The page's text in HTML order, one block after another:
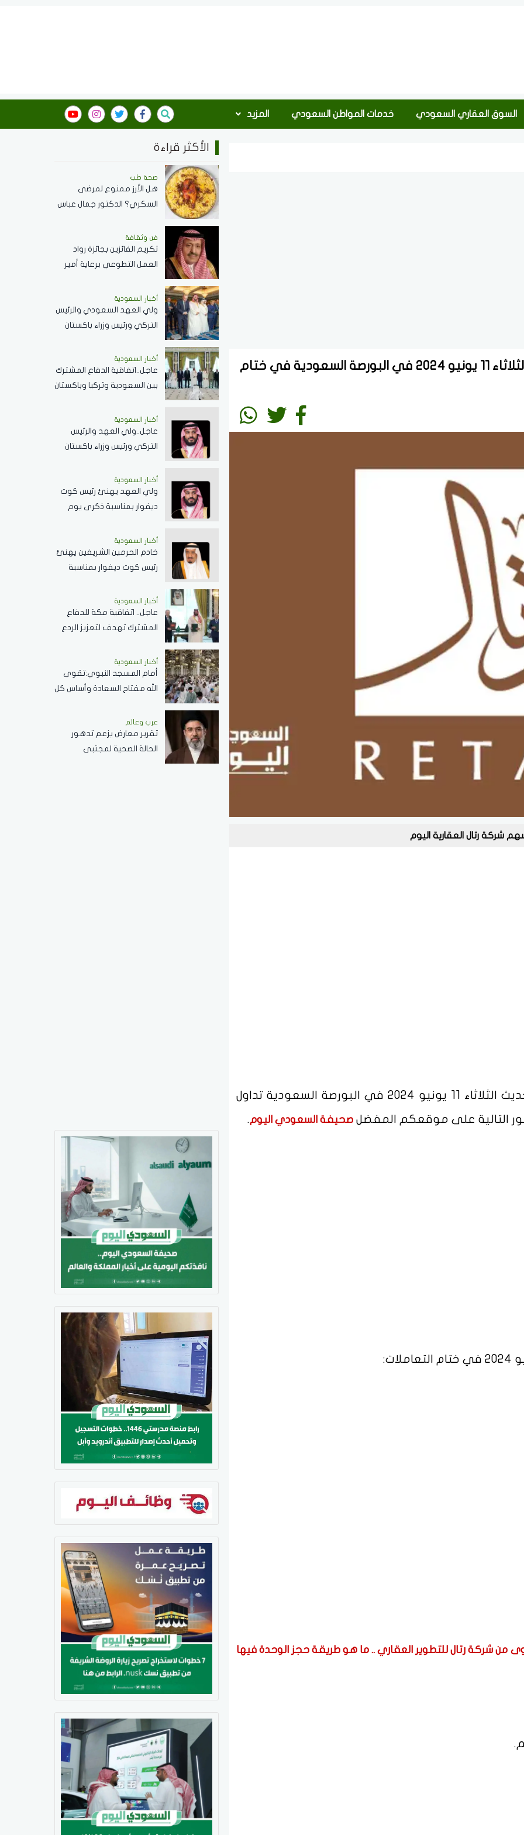
السوق العقاري السعودي خدمات المواطن السعودي المزيد
سعر سهم شركة رتال العقارية اليوم الثلاثاء 11 يونيو 2024 في البورصة السعودية في ختام
شركة رتال العقارية اليوم
اليوم آخر تحديث الثلاثاء 11 يونيو 2024 في البورصة السعودية تداول
التالية على موقعكم المفضل صحيفة السعودي اليوم.
من شركة رتال للتطوير العقاري .. ما هو طريقة حجز الوحدة فيها
الأكثر قراءة
صحة طب
هل الأرز ممنوع لمرضى
السكري؟ الدكتور جمال عباس
يجيب
فن وثقافة
تكريم الفائزين بجائزة رواد
العمل التطوعي برعاية أمير
أخبار السعودية
ولي العهد السعودي والرئيس
التركي ورئيس وزراء باكستان
الحرام .. صور
أخبار السعودية
عاجل..اتفاقية الدفاع المشترك
بين السعودية وتركيا وباكستان
الاستقرار بالمنطقة
أخبار السعودية
عاجل..ولي العهد والرئيس
التركي ورئيس وزراء باكستان
المشترك
أخبار السعودية
ولي العهد يهنئ رئيس كوت
ديفوار بمناسبة ذكرى يوم
أخبار السعودية
خادم الحرمين الشريفين يهنئ
رئيس كوت ديفوار بمناسبة
أخبار السعودية
عاجل.. اتفاقية مكة للدفاع
المشترك تهدف لتعزيز الردع
عمل عدواني
أخبار السعودية
أمام المسجد النبوي:تقوى
الله مفتاح السعادة وأساس كل
عرب وعالم
تقرير معارض يزعم تدهور
الحالة الصحية لمجتبى